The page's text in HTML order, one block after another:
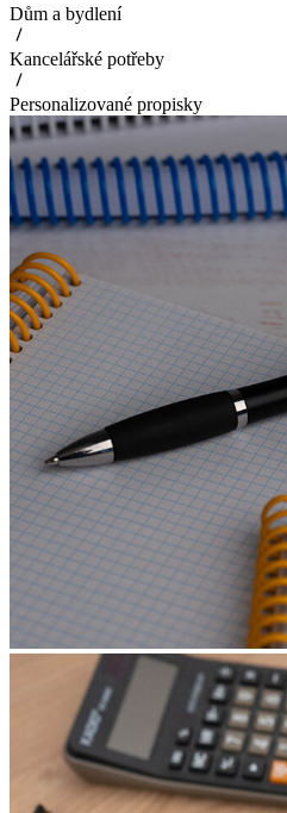
Dům a bydlení
Kancelářské potřeby
Personalizované propisky